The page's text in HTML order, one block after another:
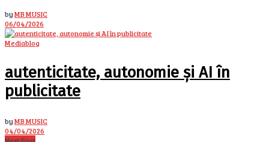
byMB MUSIC
06/04/2026
Mediablog
autenticitate, autonomie și AI în
publicitate
byMB MUSIC
04/04/2026